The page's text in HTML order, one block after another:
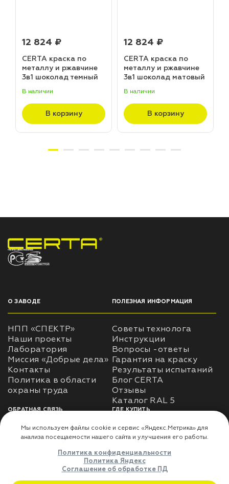
12 824 ₽
CERTA краска по
металлу и ржавчине
3в1 шоколад темный
(20,0кг)
В наличии
В корзину
12 824 ₽
CERTA краска по
металлу и ржавчине
3в1 шоколад матовый
В наличии
В корзину
НПП «СПЕКТР» ЗАВОД ЛАКОКРАСОЧНЫХ МАТЕРИАЛОВ
О ЗАВОДЕ
НПП «СПЕКТР»
Наши проекты
Лаборатория
Миссия «Добрые дела»
Контакты
Политика в области
ПОЛЕЗНАЯ ИНФОРМАЦИЯ
Советы технолога
Инструкции
Вопросы -ответы
Гарантия на краску
Результаты испытаний
Блог CERTA
Отзывы
Каталог RAL 5
ОБРАТНАЯ СВЯЗЬ
Использование
использования личных
ГДЕ КУПИТЬ
Доставка
Где купить